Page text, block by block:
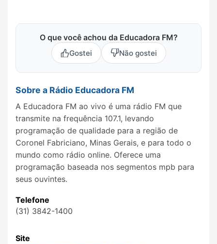
O que você achou da Educadora FM?
Gostei Não gostei
Sobre a Rádio Educadora FM
A Educadora FM ao vivo é uma rádio FM que
transmite na frequência 107.1, levando
programação de qualidade para a região de
Coronel Fabriciano, Minas Gerais, e para todo o
mundo como rádio online. Oferece uma
programação baseada nos segmentos mpb para
seus ouvintes.
Telefone
(31) 3842-1400
Site